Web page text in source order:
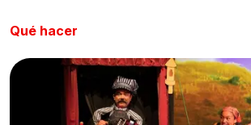
Qué hacer